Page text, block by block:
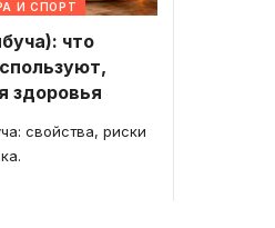
И СПОРТ
что
здоровья
свойства, риски